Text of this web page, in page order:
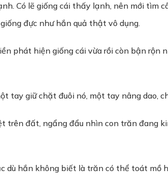
Có lẽ giống cái thấy lạnh, nên mới tìm
đực như hắn quả thật vô dụng.
phát hiện giống cái vừa rồi còn bận rộn
tay giữ chặt đuôi nó, một tay nâng dao,
trên đất, ngẩng đẩu nhìn con trăn đang
dù hắn không biết là trăn có thể toát mồ